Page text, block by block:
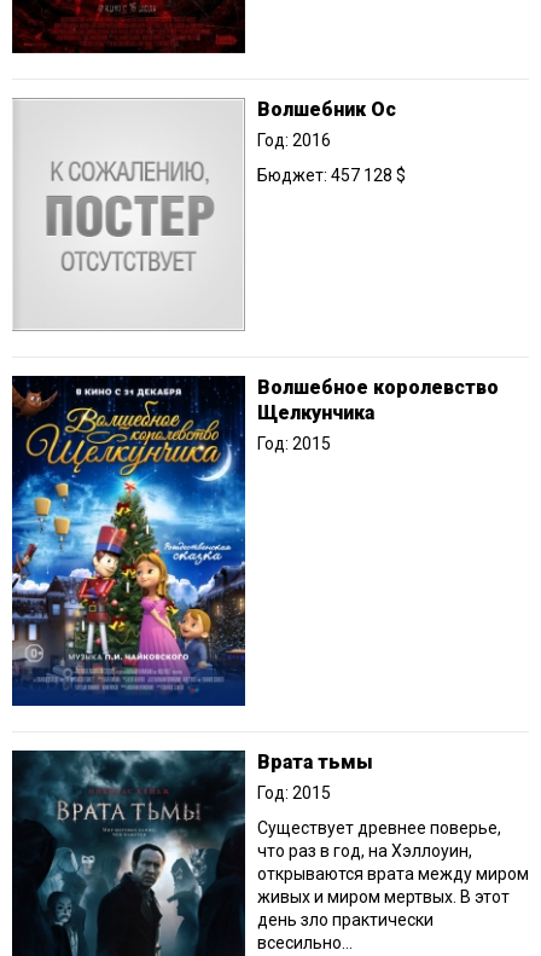
Волшебник Ос
Год: 2016
Бюджет: 457 128 $
Волшебное королевство
Щелкунчика
Год: 2015
Врата тьмы
Год: 2015
Существует древнее поверье,
что раз в год, на Хэллоуин,
открываются врата между миром
живых и миром мертвых. В этот
день зло практически
всесильно…